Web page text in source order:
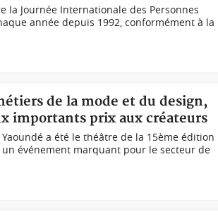
la Journée Internationale des Personnes
année depuis 1992, conformément à la
de la mode et du design,
importants prix aux créateurs
a été le théâtre de la 15ème édition
événement marquant pour le secteur de